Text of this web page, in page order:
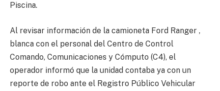
Piscina.
Al revisar información de la camioneta Ford Ranger ,
blanca con el personal del Centro de Control
Comando, Comunicaciones y Cómputo (C4), el
operador informó que la unidad contaba ya con un
reporte de robo ante el Registro Público Vehicular